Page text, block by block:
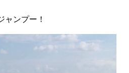
ャンプー！